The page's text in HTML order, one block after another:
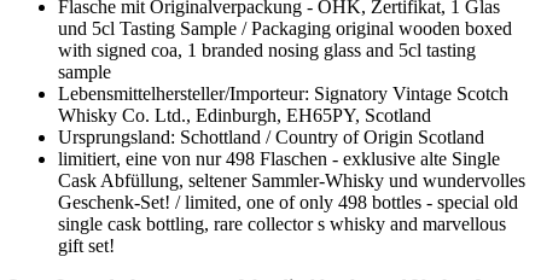
Flasche mit Originalverpackung - OHK, Zertifikat, 1 Glas
und 5cl Tasting Sample / Packaging original wooden boxed
with signed coa, 1 branded nosing glass and 5cl tasting
sample
Lebensmittelhersteller/Importeur: Signatory Vintage Scotch
Whisky Co. Ltd., Edinburgh, EH65PY, Scotland
Ursprungsland: Schottland / Country of Origin Scotland
limitiert, eine von nur 498 Flaschen - exklusive alte Single
Cask Abfüllung, seltener Sammler-Whisky und wundervolles
Geschenk-Set! / limited, one of only 498 bottles - special old
single cask bottling, rare collector s whisky and marvellous
gift set!